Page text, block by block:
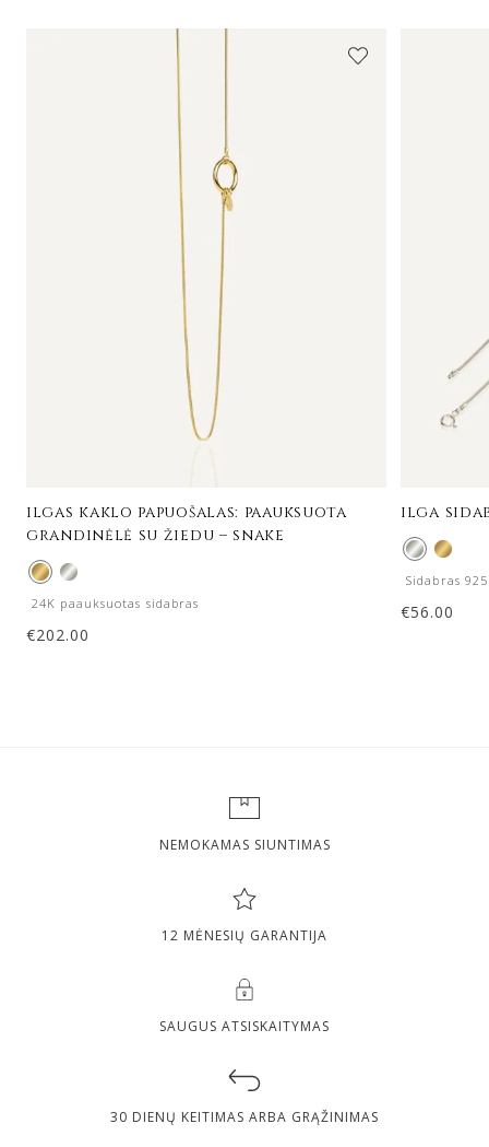
ilgas kaklo papuošalas: paauksuota
grandinėlė su žiedu – snake
24K paauksuotas sidabras
€202.00
ilga
Sidabras 925
€56.00
NEMOKAMAS SIUNTIMAS
12 MĖNESIŲ GARANTIJA
SAUGUS ATSISKAITYMAS
30 DIENŲ KEITIMAS ARBA GRĄŽINIMAS